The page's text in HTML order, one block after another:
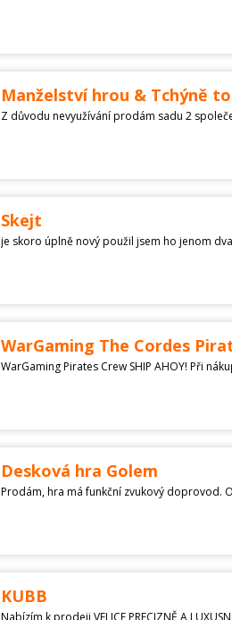
Manželství hrou & Tchýně
Skejt
je skoro úplně nový použil jsem ho jenom
WarGaming The Cordes
Desková hra Golem
Prodám, hra má funkční zvukový doprovod.
KUBB